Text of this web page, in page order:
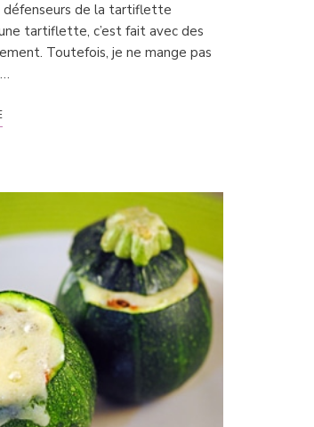
défenseurs de la tartiflette
une tartiflette, c’est fait avec des
Toutefois, je ne mange pas